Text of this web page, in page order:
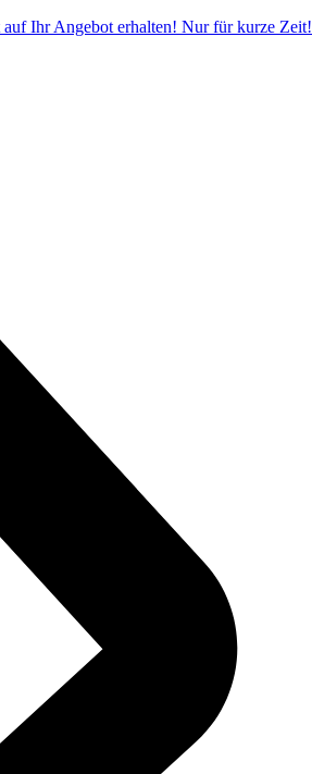
auf Ihr Angebot erhalten! Nur für kurze Zeit!